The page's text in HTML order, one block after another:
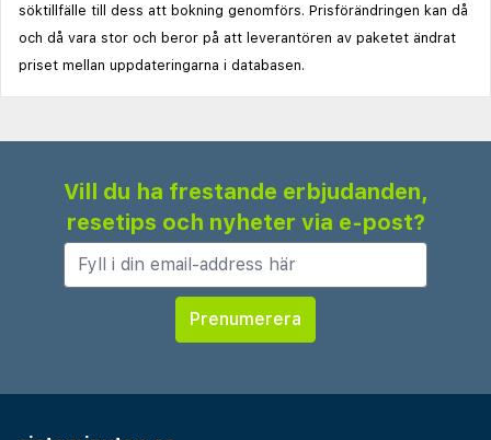
söktillfälle till dess att bokning genomförs. Prisförändringen kan då
och då vara stor och beror på att leverantören av paketet ändrat
priset mellan uppdateringarna i databasen.
Vill du ha frestande erbjudanden,
resetips och nyheter via e-post?